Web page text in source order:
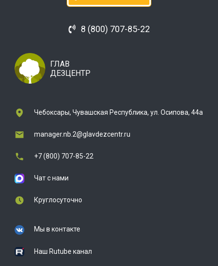
8 (800) 707-85-22
ГЛАВ
ДЕЗЦЕНТР
Чебоксары, Чувашская Республика, ул. Осипова, 44а
manager.nb.2@glavdezcentr.ru
+7 (800) 707-85-22
Чат с нами
Круглосуточно
Мы в контакте
Наш Rutube канал